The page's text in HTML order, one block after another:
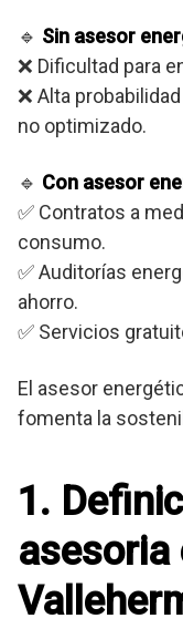
🔹 Sin asesor
❌ Dificultad para
❌ Alta
no optimizado.
🔹 Con asesor
✅ Contratos a
consumo.
✅ Auditorías
ahorro.
✅ Servicios
El asesor
fomenta la
1.
asesoria